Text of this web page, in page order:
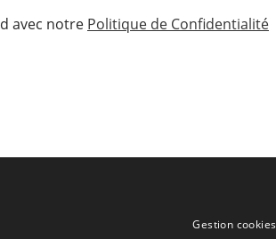
avec notre Politique de Confidentialité
Gestion cookies